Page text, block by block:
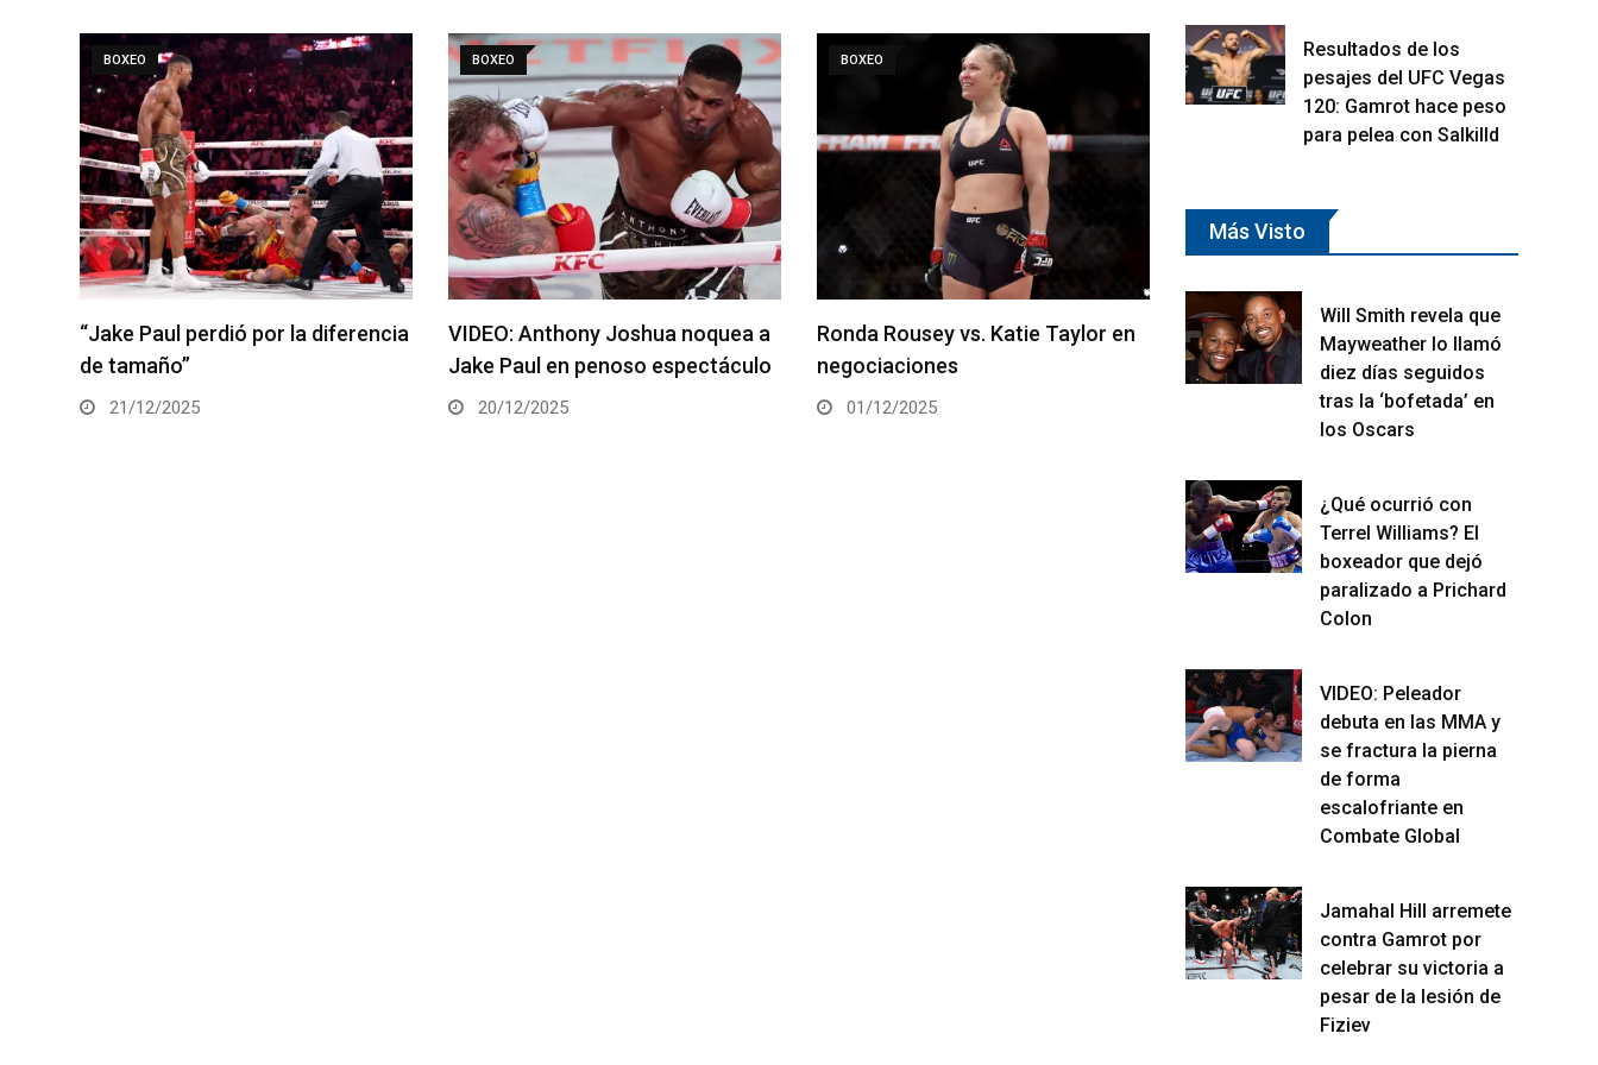
BOXEO
“Jake Paul perdió por la diferencia
de tamaño”
21/12/2025
BOXEO
VIDEO: Anthony Joshua noquea a
Jake Paul en penoso espectáculo
20/12/2025
BOXEO
Ronda Rousey vs. Katie Taylor en
negociaciones
01/12/2025
BOXEO
Jake Paul vs. Anthony Joshua es
oficial para el 19 de diciembre
Resultados de los
pesajes del UFC Vegas
120: Gamrot hace peso
para pelea con Salkilld
Más Visto
Will Smith revela que
Mayweather lo llamó
diez días seguidos
tras la ‘bofetada’ en
los Oscars
¿Qué ocurrió con
Terrel Williams? El
boxeador que dejó
paralizado a Prichard
Colon
VIDEO: Peleador
debuta en las MMA y
se fractura la pierna
de forma
escalofriante en
Combate Global
Jamahal Hill arremete
contra Gamrot por
celebrar su victoria a
pesar de la lesión de
Fiziev